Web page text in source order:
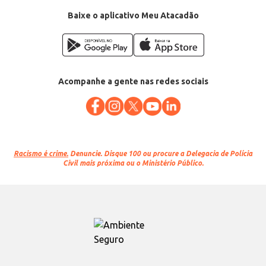
Baixe o aplicativo Meu Atacadão
Acompanhe a gente nas redes sociais
Racismo é crime. Denuncie. Disque 100 ou procure a Delegacia de Polícia
Civil mais próxima ou o Ministério Público.